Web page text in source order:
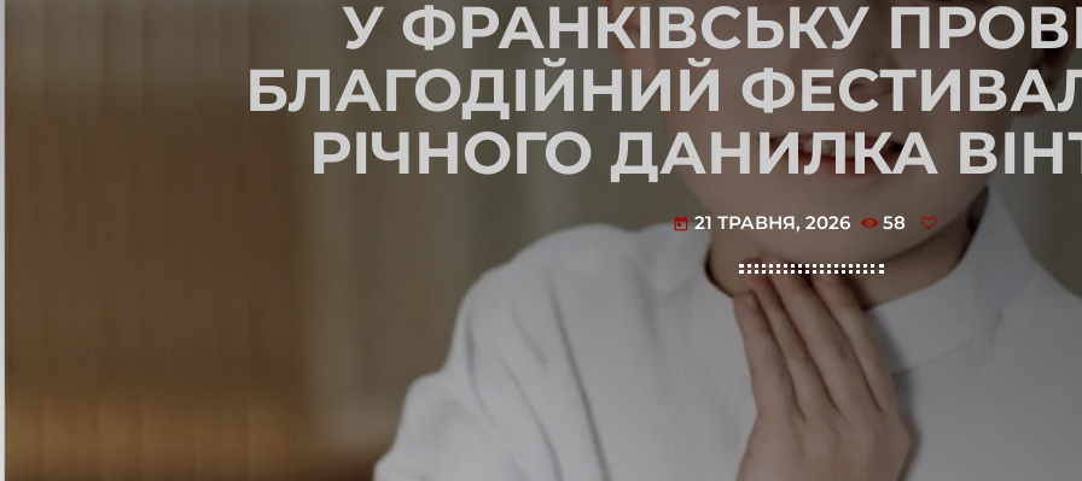
У ФРАНКІВСЬКУ
БЛАГОДІЙНИЙ
РІЧНОГО ДАНИЛКА
today 21 ТРАВНЯ, 2026 58